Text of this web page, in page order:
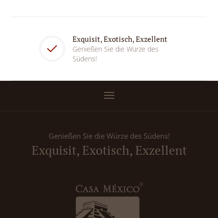
Exquisit, Exotisch, Exzellent
Genießen Sie die Würze des
Südens!
Genießen Sie die Würze des Südens!
Exquisit, Exotisch, Exzellent